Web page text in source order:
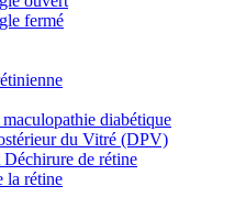
fermé
diabétique
du Vitré (DPV)
de rétine
la rétine